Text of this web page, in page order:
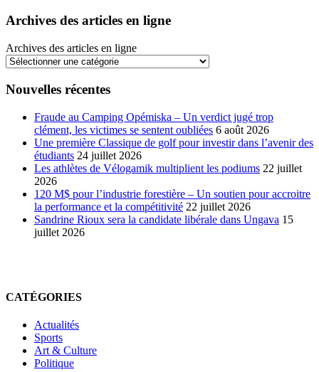
Archives des articles en ligne
Archives des articles en ligne
Nouvelles récentes
Fraude au Camping Opémiska – Un verdict jugé trop
clément, les victimes se sentent oubliées 6 août 2026
Une première Classique de golf pour investir dans l’avenir des
étudiants 24 juillet 2026
Les athlètes de Vélogamik multiplient les podiums 22 juillet
2026
120 M$ pour l’industrie forestière – Un soutien pour accroitre
la performance et la compétitivité 22 juillet 2026
Sandrine Rioux sera la candidate libérale dans Ungava 15
juillet 2026
CATÉGORIES
Actualités
Sports
Art & Culture
Politique